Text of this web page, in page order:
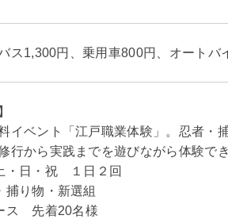
ス1,300円、乗用車800円、オートバ
イベント「江戸職業体験」。忍者・
行から実践までを遊びながら体験で
・日・祝 １日２回
捕り物・新選組
ス 先着20名様